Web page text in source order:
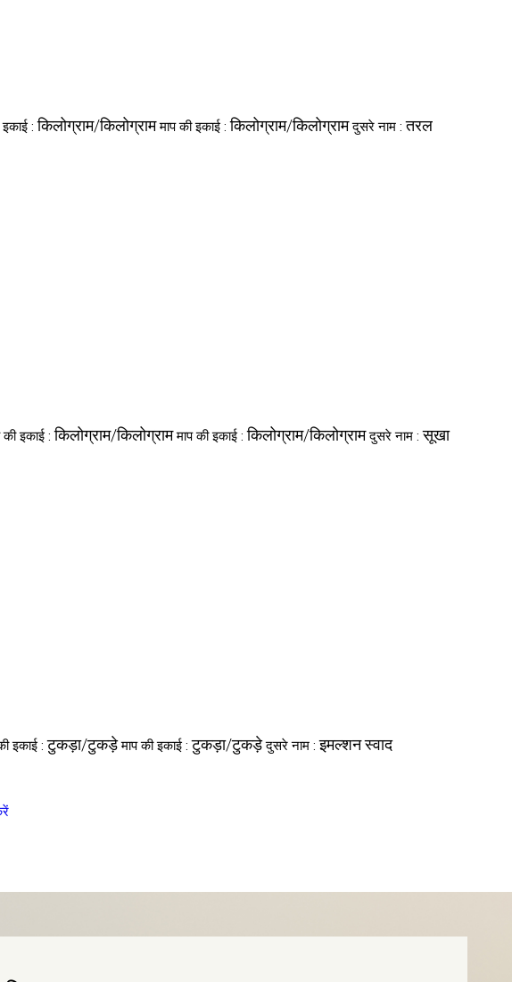
इकाई :किलोग्राम/किलोग्राम माप की इकाई :किलोग्राम/किलोग्राम दुसरे नाम :तरल
की इकाई :किलोग्राम/किलोग्राम माप की इकाई :किलोग्राम/किलोग्राम दुसरे नाम :सूखा
इकाई :टुकड़ा/टुकड़े माप की इकाई :टुकड़ा/टुकड़े दुसरे नाम :इमल्शन स्वाद